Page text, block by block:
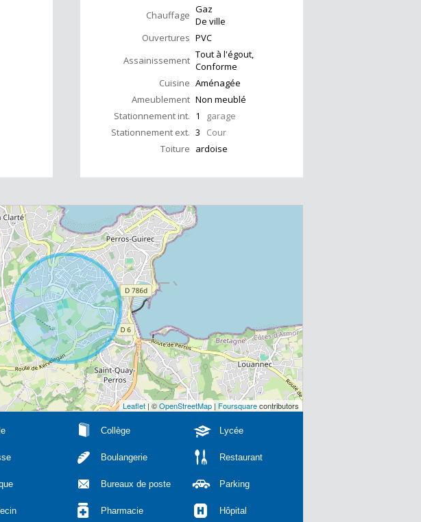
Chauffage Gaz
De ville
Ouvertures PVC
Assainissement Tout à l'égout,
Conforme
Cuisine Aménagée
Ameublement Non meublé
Stationnement int. 1
garage
Stationnement ext. 3 Cour
Toiture ardoise
Leaflet | ©OpenStreetMap | Foursquarecontributors
Collège Lycée
Boulangerie Restaurant
Bureaux de poste Parking
Pharmacie Hôpital